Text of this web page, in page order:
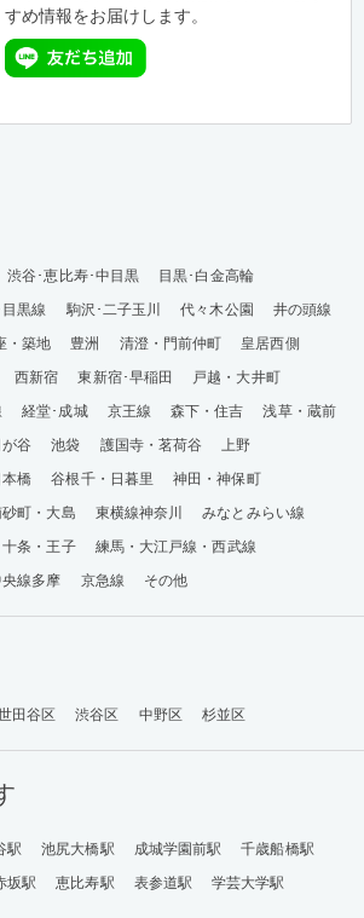
すめ情報をお届けします。
渋谷･恵比寿･中目黒
目黒･白金高輪
黒線 駒沢･二子玉川 代々木公園
井の頭線
・築地 豊洲 清澄・門前仲町
皇居西側
西新宿 東新宿･早稲田
戸越・大井町
経堂･成城 京王線 森下・住吉
浅草・蔵前
谷 池袋 護国寺・茗荷谷
上野
本橋 谷根千・日暮里
神田・神保町
町・大島 東横線神奈川
みなとみらい線
条・王子
練馬・大江戸線・西武線
線多摩 京急線 その他
田谷区 渋谷区 中野区 杉並区
駅 池尻大橋駅 成城学園前駅
千歳船橋駅
坂駅 恵比寿駅 表参道駅
学芸大学駅